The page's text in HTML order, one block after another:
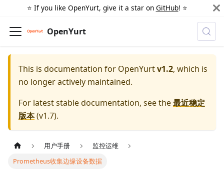
⭐️ If you like OpenYurt, give it a star on GitHub! ⭐️
OpenYurt
This is documentation for OpenYurtv1.2, which is
no longer actively maintained.
For latest stable documentation, see the最近稳定
版本(v1.7).
用户手册
监控运维
Prometheus收集边缘设备数据